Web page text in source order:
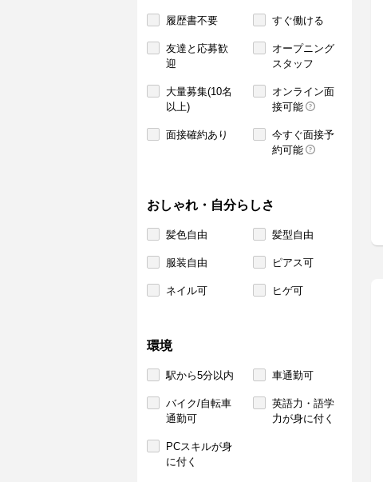
履歴書不要 すぐ働ける
友達と応募歓
迎
オープニング
スタッフ
大量募集(10名
以上)
オンライン面
接可能
面接確約あり
今すぐ面接予
約可能
おしゃれ・自分らしさ
髪色自由 髪型自由
服装自由 ピアス可
ネイル可 ヒゲ可
環境
駅から5分以内 車通勤可
バイク/自転車
通勤可
英語力・語学
力が身に付く
PCスキルが身
に付く